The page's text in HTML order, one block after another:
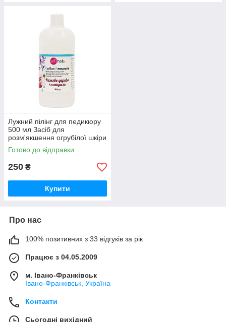
Лужний пілінг для педикюру
500 мл Засіб для
розм'якшення огрубілої шкіри
стоп (рожеве дерево +
мигдаль)
Готово до відправки
250 ₴
Купити
Про нас
100% позитивних з 33 відгуків за рік
Працює з 04.05.2009
м. Івано-Франківськ
Івано-Франківськ, Україна
Контакти
Сьогодні вихідний